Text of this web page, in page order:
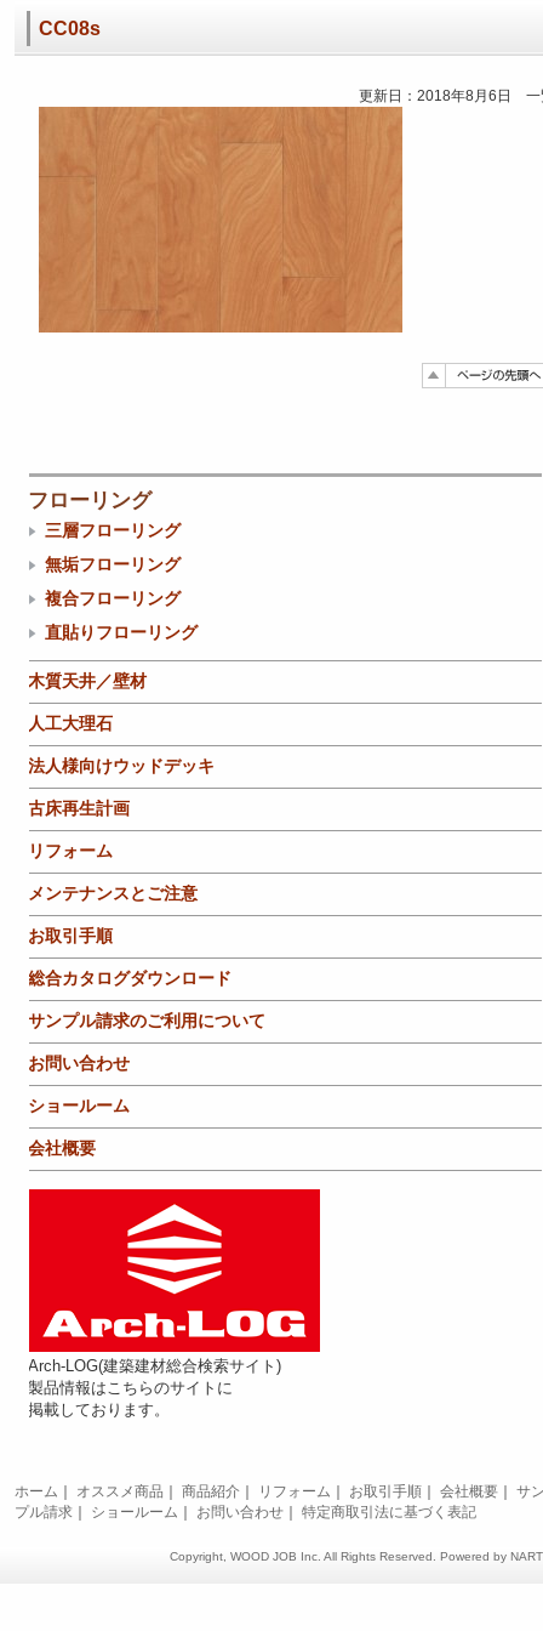
CC08s
更新日：2018年8月6日 一
フローリング
三層フローリング
無垢フローリング
複合フローリング
直貼りフローリング
木質天井／壁材
人工大理石
法人様向けウッドデッキ
古床再生計画
リフォーム
メンテナンスとご注意
お取引手順
総合カタログダウンロード
サンプル請求のご利用について
お問い合わせ
ショールーム
会社概要
Arch-LOG(建築建材総合検索サイト)
製品情報はこちらのサイトに
掲載しております。
ホーム オススメ商品 商品紹介｜ リフォーム お取引手順｜ 会社概要｜
サ
プル請求｜ ショールーム お問い合わせ｜ 特定商取引法に基づく表記
Copyright, WOOD JOB Inc. All Rights Reserved. Powered by